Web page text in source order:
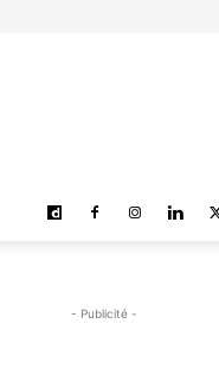
- Publicité -